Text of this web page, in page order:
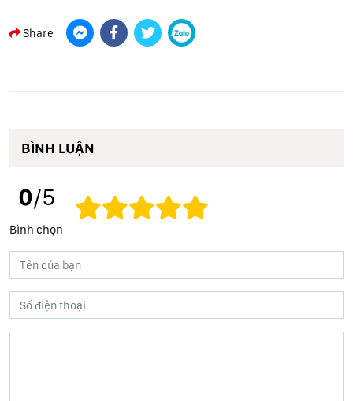
Share
BÌNH LUẬN
0/5
Bình chọn